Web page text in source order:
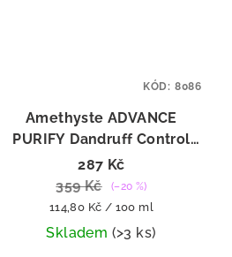
Amethyste ADVANCE
PURIFY Dandruff Control
Shampoo - šampon proti
lupům 250 ml
287 Kč
359 Kč
(–20 %)
Měrná
cena:
114,80 Kč / 100 ml
Skladem (>3 ks)
KÓD: 8086